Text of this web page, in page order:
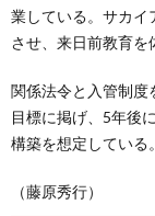
業している。サカイ
させ、来日前教育を
関係法令と入管制度
目標に掲げ、5年後
構築を想定している。
（藤原秀行）